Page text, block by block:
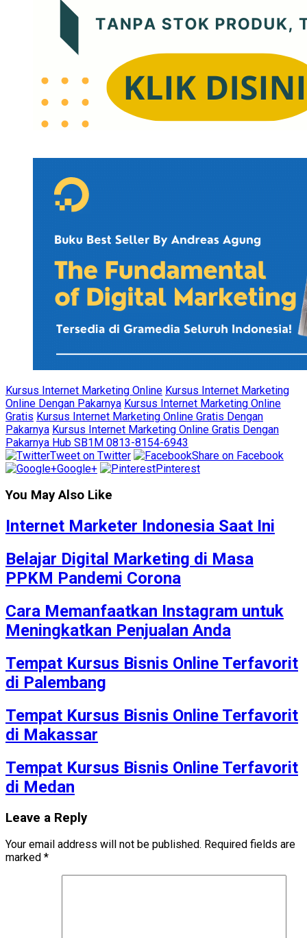
Kursus Internet Marketing Online Kursus Internet Marketing
Online Dengan Pakarnya Kursus Internet Marketing Online
Gratis Kursus Internet Marketing Online Gratis Dengan
Pakarnya Kursus Internet Marketing Online Gratis Dengan
Pakarnya Hub SB1M 0813-8154-6943
Tweet on Twitter
Share on Facebook
Google+
Pinterest
You May Also Like
Internet Marketer Indonesia Saat Ini
Belajar Digital Marketing di Masa
PPKM Pandemi Corona
Cara Memanfaatkan Instagram untuk
Meningkatkan Penjualan Anda
Tempat Kursus Bisnis Online Terfavorit
di Palembang
Tempat Kursus Bisnis Online Terfavorit
di Makassar
Tempat Kursus Bisnis Online Terfavorit
di Medan
Leave a Reply
Your email address will not be published. Required fields are
marked *